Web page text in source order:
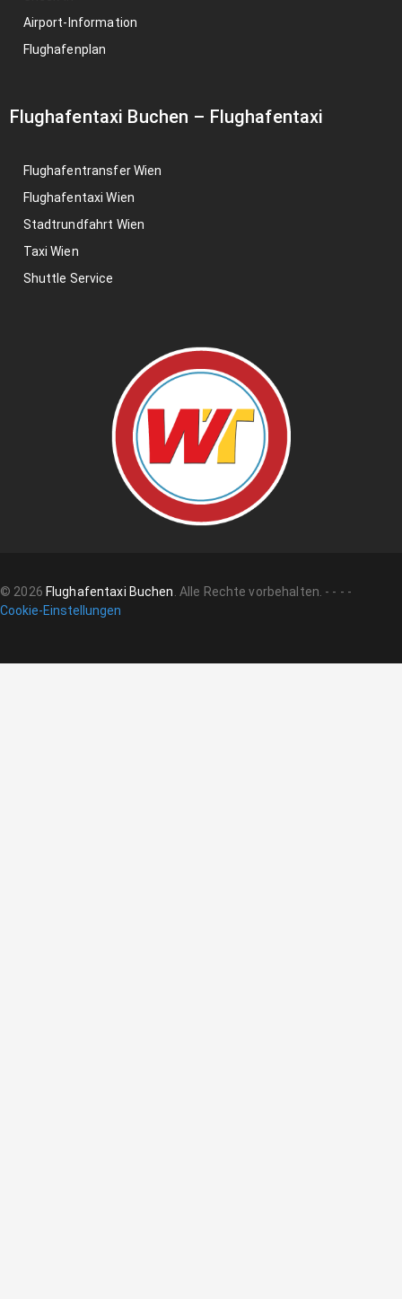
Airport-Information
Flughafenplan
Flughafentaxi Buchen – Flughafentaxi
Flughafentransfer Wien
Flughafentaxi Wien
Stadtrundfahrt Wien
Taxi Wien
Shuttle Service
© 2026 Flughafentaxi Buchen. Alle Rechte vorbehalten. - - - -
Cookie-Einstellungen